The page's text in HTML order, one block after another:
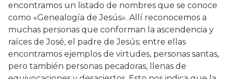
encontramos un listado de nombres que se conoce
como «Genealogía de Jesús». Allí reconocemos a
muchas personas que conforman la ascendencia y
raíces de José, el padre de Jesús; entre ellas
encontramos ejemplos de virtudes, personas santas,
pero también personas pecadoras, llenas de